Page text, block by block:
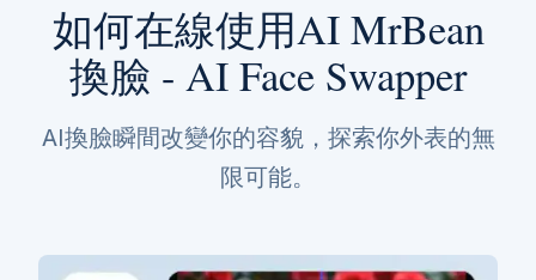
如何在線使用AI MrBean
換臉 - AI Face Swapper
AI換臉瞬間改變你的容貌，探索你外表的無
限可能。